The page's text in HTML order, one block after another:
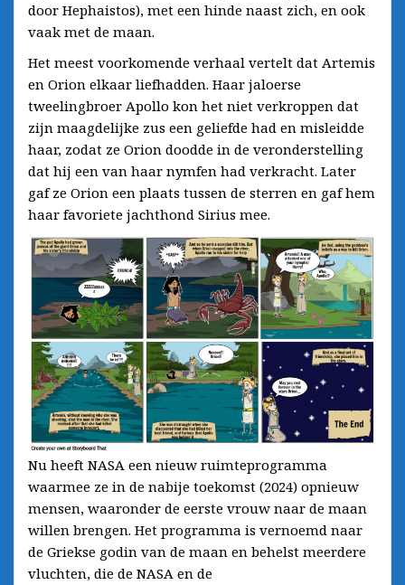
door Hephaistos), met een hinde naast zich, en ook
vaak met de maan.
Het meest voorkomende verhaal vertelt dat Artemis
en Orion elkaar liefhadden. Haar jaloerse
tweelingbroer Apollo kon het niet verkroppen dat
zijn maagdelijke zus een geliefde had en misleidde
haar, zodat ze Orion doodde in de veronderstelling
dat hij een van haar nymfen had verkracht. Later
gaf ze Orion een plaats tussen de sterren en gaf hem
haar favoriete jachthond Sirius mee.
Nu heeft NASA een nieuw ruimteprogramma
waarmee ze in de nabije toekomst (2024) opnieuw
mensen, waaronder de eerste vrouw naar de maan
willen brengen. Het programma is vernoemd naar
de Griekse godin van de maan en behelst meerdere
vluchten, die de NASA en de